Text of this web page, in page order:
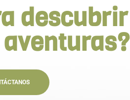
descubrir